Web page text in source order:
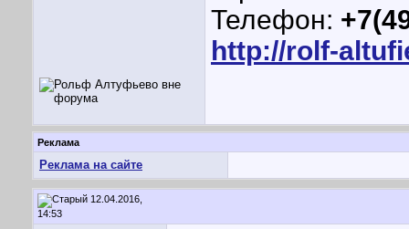
Телефон:
http://rolf-
Реклама
Реклама на сайте
12.04.2016,
14:53